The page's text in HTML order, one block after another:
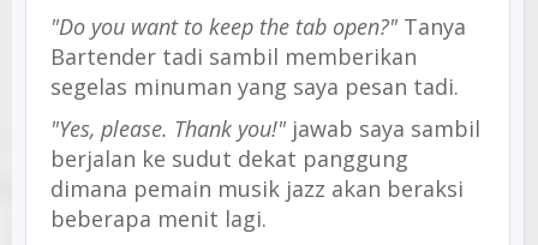
"Do you want to keep the tab open?" Tanya
Bartender tadi sambil memberikan
segelas minuman yang saya pesan tadi.
"Yes, please. Thank you!" jawab saya sambil
berjalan ke sudut dekat panggung
dimana pemain musik jazz akan beraksi
beberapa menit lagi.